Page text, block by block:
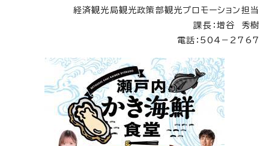
経済観光局観光政策部観光プロモーション担当
課長：増谷 秀樹
電話：504－2767